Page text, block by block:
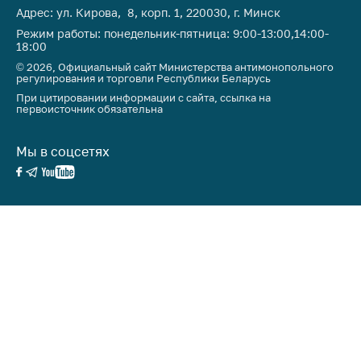
Общественное
обсуждение
проектов
Маркировка
товаров
ведения бизнеса
предотвращению
Адрес: ул. Кирова, 8, корп. 1, 220030, г. Минск
Режим работы: понедельник-пятница: 9:00-13:00,14:00-
18:00
© 2026, Официальный сайт Министерства антимонопольного
регулирования и торговли Республики Беларусь
При цитировании информации с сайта, ссылка на
первоисточник обязательна
Мы в соцсетях